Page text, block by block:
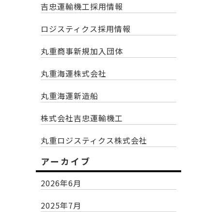
吉忠運輸機工採用情報
ロジスティクス採用情報
丸重商事新規加入団体
丸重海運株式会社
丸重海運新造船
株式会社吉忠運輸機工
丸重ロジスティクス株式会社
アーカイブ
2026年6月
2025年7月